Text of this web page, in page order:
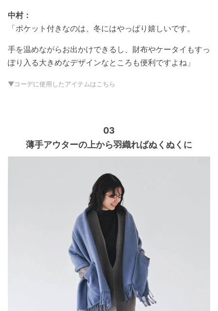
中村：
「ポケット付きなのは、冬にはやっぱり嬉しいです。
手を温めながらお出かけできるし、財布やケータイもすっ
ぽり入る大きめなデザインなところも便利ですよね」
▼コーデに使用したアイテムはこちら
03
薄手アウターの上から羽織ればぬくぬくに